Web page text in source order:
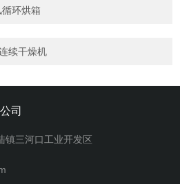
环烘箱
续干燥机
司
镇三河口工业开发区